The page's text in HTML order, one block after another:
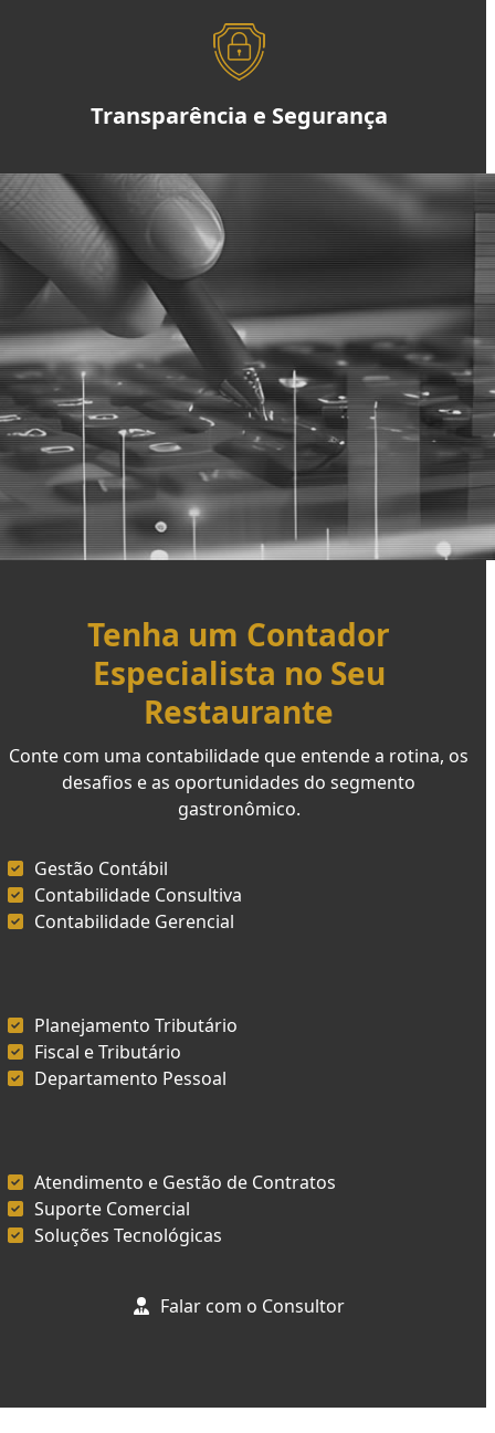
Transparência e Segurança
Tenha um Contador
Especialista no Seu
Restaurante
Conte com uma contabilidade que entende a rotina, os
desafios e as oportunidades do segmento
gastronômico.
Gestão Contábil
Contabilidade Consultiva
Contabilidade Gerencial
Planejamento Tributário
Fiscal e Tributário
Departamento Pessoal
Atendimento e Gestão de Contratos
Suporte Comercial
Soluções Tecnológicas
Falar com o Consultor